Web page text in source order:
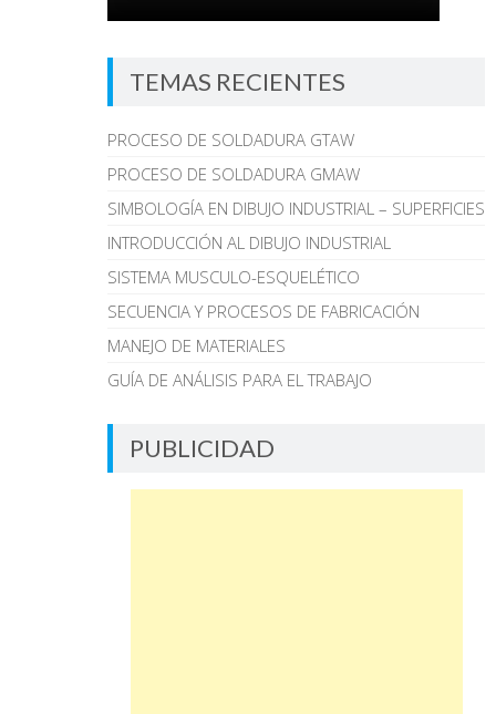
TEMAS RECIENTES
PROCESO DE SOLDADURA GTAW
PROCESO DE SOLDADURA GMAW
SIMBOLOGÍA EN DIBUJO INDUSTRIAL – SUPERFICIES
INTRODUCCIÓN AL DIBUJO INDUSTRIAL
SISTEMA MUSCULO-ESQUELÉTICO
SECUENCIA Y PROCESOS DE FABRICACIÓN
MANEJO DE MATERIALES
GUÍA DE ANÁLISIS PARA EL TRABAJO
PUBLICIDAD